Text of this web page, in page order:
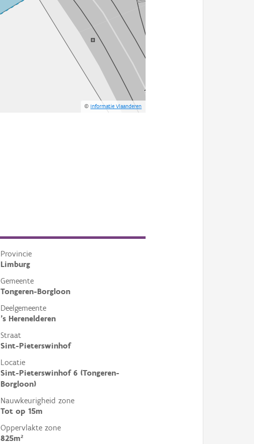
©Informatie Vlaanderen
Provincie
Limburg
Gemeente
Tongeren-Borgloon
Deelgemeente
's Herenelderen
Straat
Sint-Pieterswinhof
Locatie
Sint-Pieterswinhof 6 (Tongeren-
Borgloon)
Nauwkeurigheid zone
Tot op 15m
Oppervlakte zone
825m²